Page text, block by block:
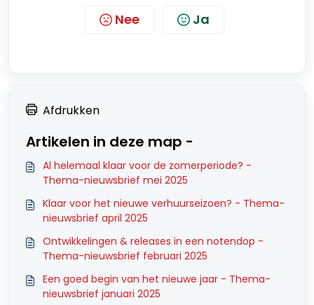
Nee Ja
Afdrukken
Artikelen in deze map -
Al helemaal klaar voor de zomerperiode? -
Thema-nieuwsbrief mei 2025
Klaar voor het nieuwe verhuurseizoen? - Thema-
nieuwsbrief april 2025
Ontwikkelingen & releases in een notendop -
Thema-nieuwsbrief februari 2025
Een goed begin van het nieuwe jaar - Thema-
nieuwsbrief januari 2025